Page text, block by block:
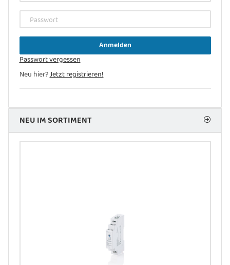
Passwort
Anmelden
Passwort vergessen
Neu hier?Jetzt registrieren!
NEU IM SORTIMENT